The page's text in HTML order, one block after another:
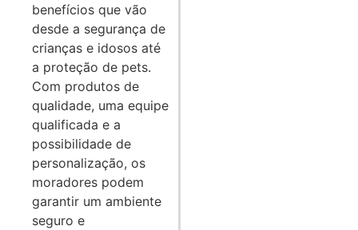
benefícios que vão
desde a segurança de
crianças e idosos até
a proteção de pets.
Com produtos de
qualidade, uma equipe
qualificada e a
possibilidade de
personalização, os
moradores podem
garantir um ambiente
seguro e